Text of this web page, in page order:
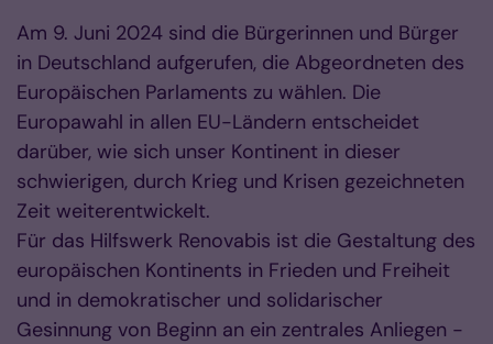
Am 9. Juni 2024 sind die Bürgerinnen und Bürger
in Deutschland aufgerufen, die Abgeordneten des
Europäischen Parlaments zu wählen. Die
Europawahl in allen EU-Ländern entscheidet
darüber, wie sich unser Kontinent in dieser
schwierigen, durch Krieg und Krisen gezeichneten
Zeit weiterentwickelt.
Für das Hilfswerk Renovabis ist die Gestaltung des
europäischen Kontinents in Frieden und Freiheit
und in demokratischer und solidarischer
Gesinnung von Beginn an ein zentrales Anliegen -